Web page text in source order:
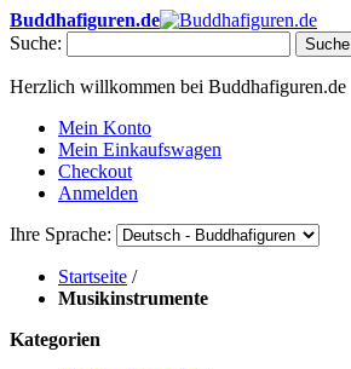
Buddhafiguren.de
Suche:
Suche
Herzlich willkommen bei Buddhafiguren.de
Mein Konto
Mein Einkaufswagen
Checkout
Anmelden
Ihre Sprache:
Startseite /
Musikinstrumente
Kategorien